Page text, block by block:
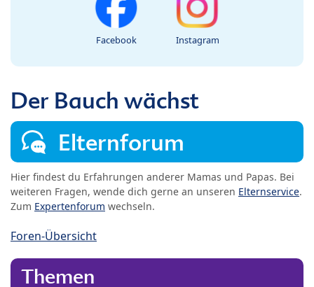
Facebook Instagram
Der Bauch wächst
Elternforum
Hier findest du Erfahrungen anderer Mamas und Papas. Bei
weiteren Fragen, wende dich gerne an unseren Elternservice.
Zum Expertenforum wechseln.
Foren-Übersicht
Themen